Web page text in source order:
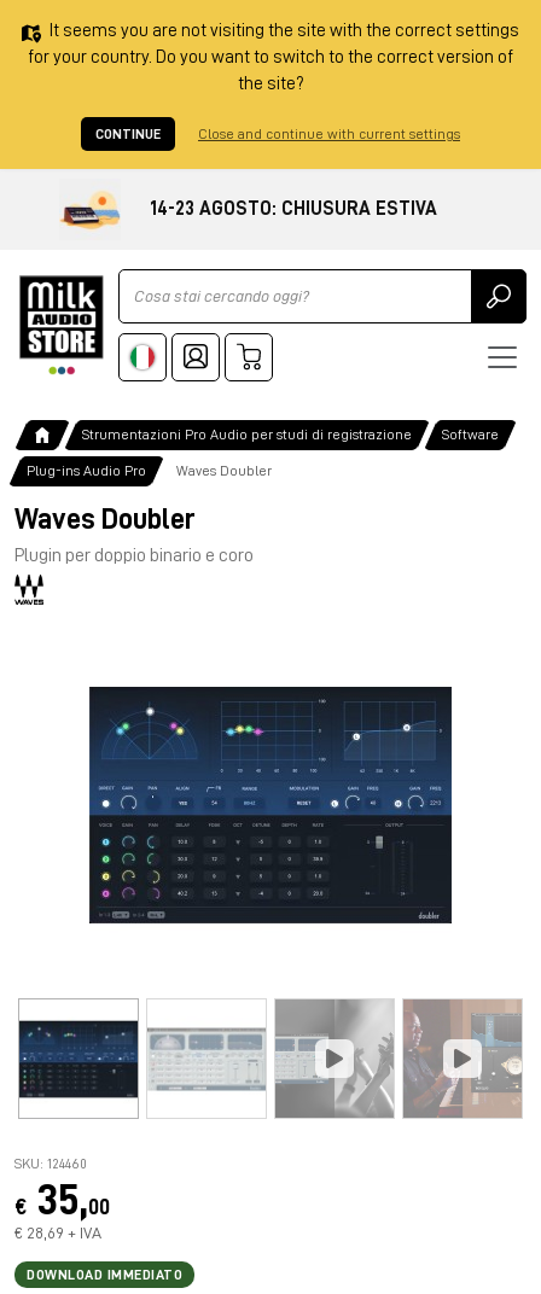
It seems you are not visiting the site with the correct settings
for your country. Do you want to switch to the correct version of
the site?
CONTINUE Close and continue with current settings
14-23 AGOSTO: CHIUSURA ESTIVA
Ricerca
Strumentazioni Pro Audio per studi di registrazione Software
Plug-ins Audio Pro Waves Doubler
Waves Doubler
Plugin per doppio binario e coro
SKU: 124460
€ 35,00
€ 28,69 + IVA
DOWNLOAD IMMEDIATO